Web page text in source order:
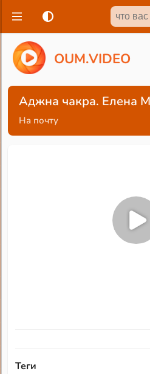
OUM.VIDEO
Аджна чакра. Елена
На почту
Теги